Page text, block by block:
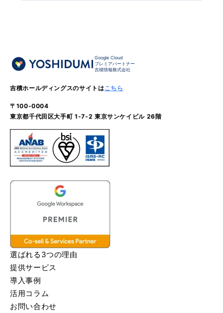
Google Cloud
プレミアパートナー
吉積情報株式会社
吉積ホールディングスのサイトはこちら
〒100-0004
東京都千代田区大手町 1-7-2 東京サンケイビル 26階
選ばれる3つの理由
提供サービス
導入事例
活用コラム
お問い合わせ